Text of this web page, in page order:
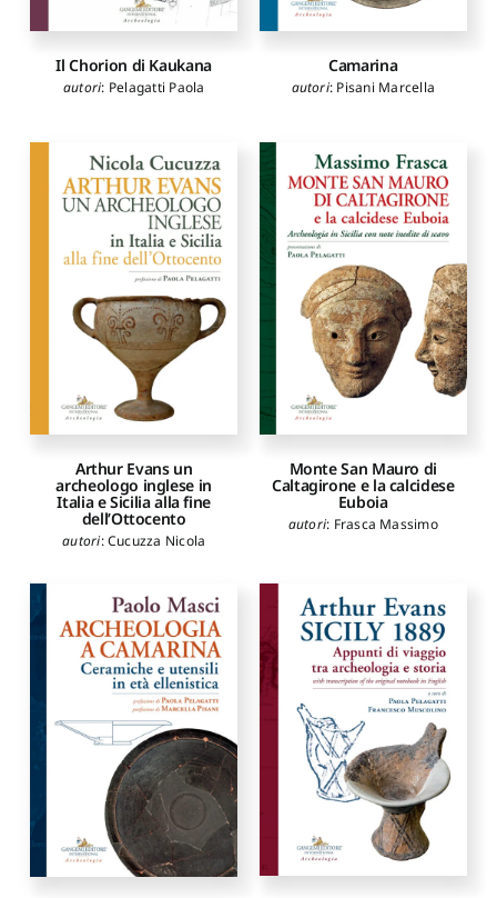
Il Chorion di Kaukana
autori: Pelagatti Paola
Camarina
autori: Pisani Marcella
Arthur Evans un
archeologo inglese in
Italia e Sicilia alla fine
dell’Ottocento
autori:Cucuzza Nicola
Monte San Mauro di
Caltagirone e la calcidese
Euboia
autori: Frasca Massimo